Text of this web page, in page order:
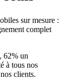
sur mesure :
complet
62% un
à tous nos
clients.